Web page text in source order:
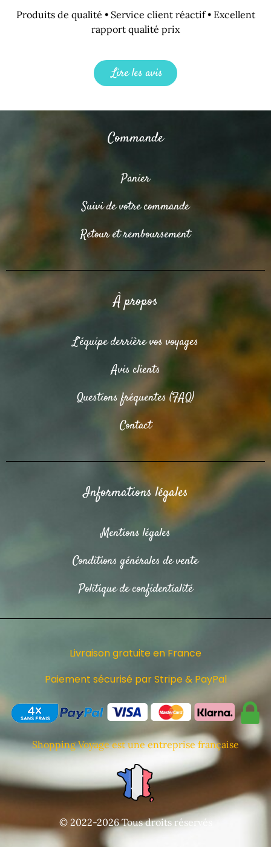
Produits de qualité • Service client réactif • Excellent
rapport qualité prix
Lire les avis
Commande
Panier
Suivi de votre commande
Retour et remboursement
À propos
L’équipe derrière vos voyages
Avis clients
Questions fréquentes (FAQ)
Contact
Informations légales
Mentions légales
Conditions générales de vente
Politique de confidentialité
Livraison gratuite en France
Paiement sécurisé par Stripe & PayPal
Shopping Voyage est une entreprise française
© 2022-2026 Tous droits réservés